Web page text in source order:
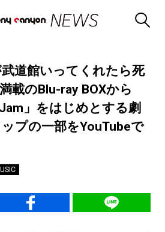
武道館いってくれたら死
載のBlu-ray BOXから
」をはじめとする劇
プの一部をYouTubeで